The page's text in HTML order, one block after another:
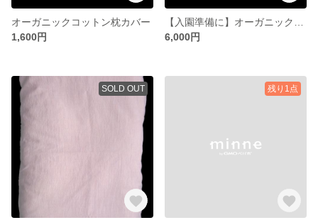
オーガニックコットン枕カバー
1,600円
6,000円
SOLD OUT 残り1点